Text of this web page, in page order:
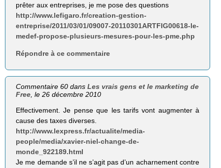
prêter aux entreprises, je me pose des questions
http://www.lefigaro.fr/creation-gestion-
entreprise/2011/03/01/09007-20110301ARTFIG00618-le-
medef-propose-plusieurs-mesures-pour-les-pme.php
Répondre à ce commentaire
Commentaire 60 dansLes vrais gens et le marketing de
Free , le 26 décembre 2010
Effectivement. Je pense que les tarifs vont augmenter à
cause des taxes diverses.
http://www.lexpress.fr/actualite/media-
people/media/xavier-niel-change-de-
monde_922189.html
Je me demande s’il ne s’agit pas d’un acharnement contre